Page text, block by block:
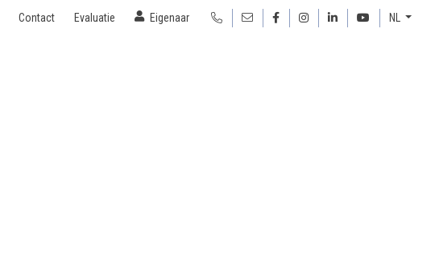
NL
Contact Evaluatie Eigenaar